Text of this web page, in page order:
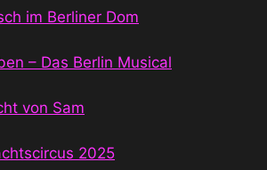
im Berliner Dom
– Das Berlin Musical
von Sam
2025